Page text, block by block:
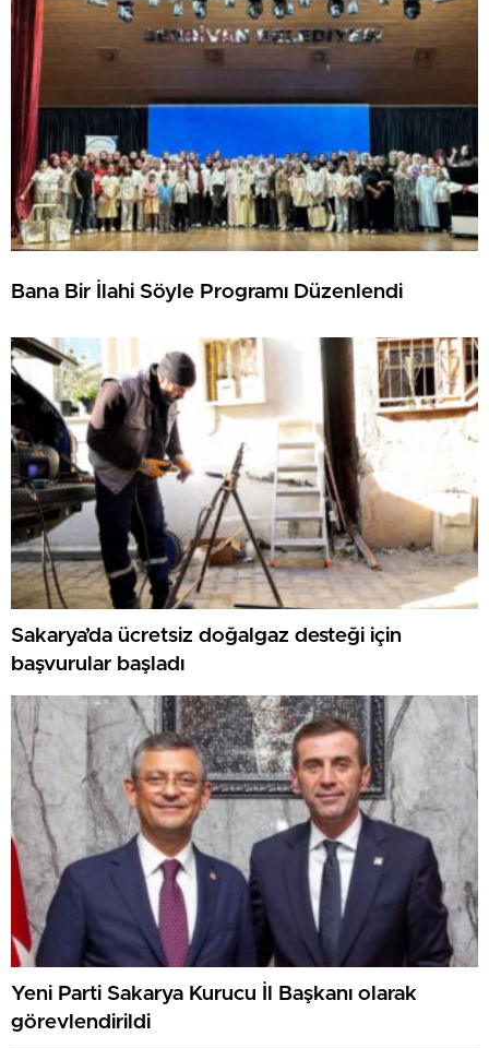
Bana Bir İlahi Söyle Programı Düzenlendi
Sakarya’da ücretsiz doğalgaz desteği için
başvurular başladı
Yeni Parti Sakarya Kurucu İl Başkanı olarak
görevlendirildi